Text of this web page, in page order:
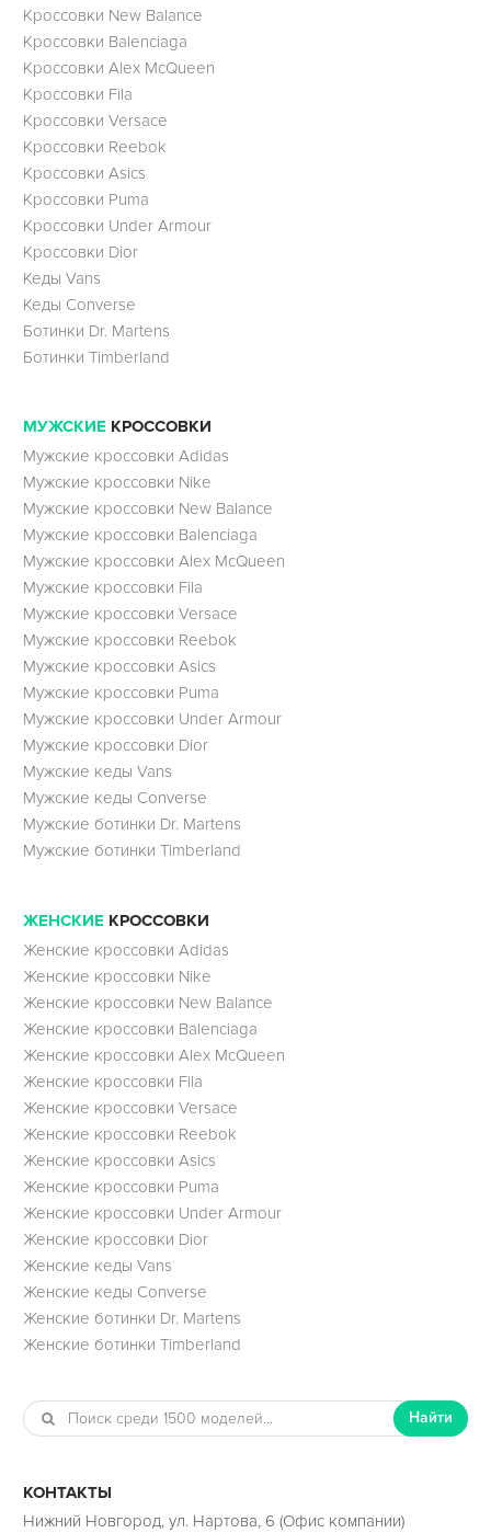
Кроссовки New Balance
Кроссовки Balenciaga
Кроссовки Alex McQueen
Кроссовки Fila
Кроссовки Versace
Кроссовки Reebok
Кроссовки Asics
Кроссовки Puma
Кроссовки Under Armour
Кроссовки Dior
Кеды Vans
Кеды Converse
Ботинки Dr. Martens
Ботинки Timberland
МУЖСКИЕ КРОССОВКИ
Мужские кроссовки Adidas
Мужские кроссовки Nike
Мужские кроссовки New Balance
Мужские кроссовки Balenciaga
Мужские кроссовки Alex McQueen
Мужские кроссовки Fila
Мужские кроссовки Versace
Мужские кроссовки Reebok
Мужские кроссовки Asics
Мужские кроссовки Puma
Мужские кроссовки Under Armour
Мужские кроссовки Dior
Мужские кеды Vans
Мужские кеды Converse
Мужские ботинки Dr. Martens
Мужские ботинки Timberland
ЖЕНСКИЕ КРОССОВКИ
Женские кроссовки Adidas
Женские кроссовки Nike
Женские кроссовки New Balance
Женские кроссовки Balenciaga
Женские кроссовки Alex McQueen
Женские кроссовки Fila
Женские кроссовки Versace
Женские кроссовки Reebok
Женские кроссовки Asics
Женские кроссовки Puma
Женские кроссовки Under Armour
Женские кроссовки Dior
Женские кеды Vans
Женские кеды Converse
Женские ботинки Dr. Martens
Женские ботинки Timberland
Найти
КОНТАКТЫ
Нижний Новгород, ул. Нартова, 6 (Офис компании)